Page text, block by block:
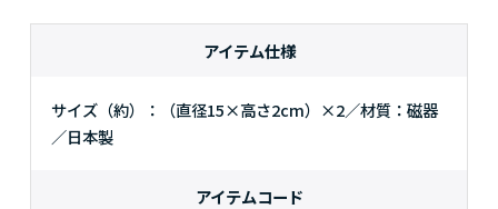
アイテム仕様
サイズ（約）：（直径15×高さ2cm）×2／材質：磁器
／日本製
アイテムコード